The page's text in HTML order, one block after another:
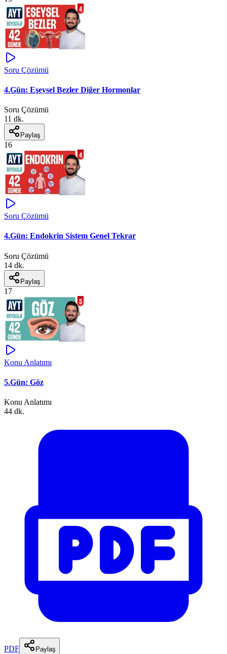
Soru Çözümü
4.Gün: Eşeysel Bezler Diğer Hormonlar
Soru Çözümü
11 dk.
Paylaş
16
Soru Çözümü
4.Gün: Endokrin Sistem Genel Tekrar
Soru Çözümü
14 dk.
Paylaş
17
Konu Anlatımı
5.Gün: Göz
Konu Anlatımı
44 dk.
PDF Paylaş